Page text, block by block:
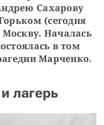
Сахарову
(сегодня
Началась
в том
Марченко.
лагерь